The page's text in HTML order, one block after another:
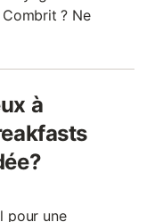
? Ne
à
pour une